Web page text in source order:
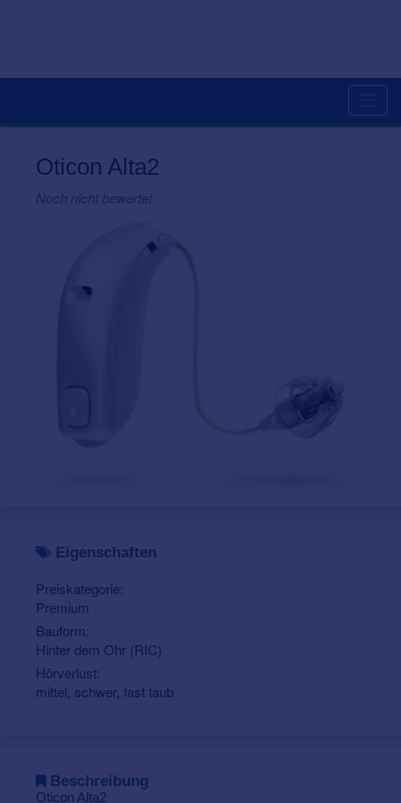
Oticon Alta2
Noch nicht bewertet.
Eigenschaften
Preiskategorie:
Premium
Bauform:
Hinter dem Ohr (RIC)
Hörverlust:
mittel, schwer, fast taub
Beschreibung
Oticon Alta2